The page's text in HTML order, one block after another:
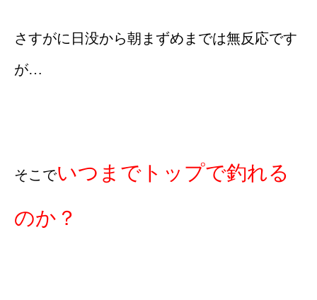
さすがに日没から朝まずめまでは無反応です
が…
そこでいつまでトップで釣れる
のか？